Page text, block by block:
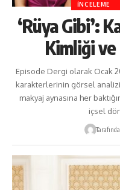
İNCELEME
‘Rüya Gibi’:
Kimliği
Episode Dergi olarak Ocak
karakterlerinin görsel
makyaj aynasına her
içsel